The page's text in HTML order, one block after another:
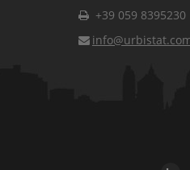
+39 059 8395230